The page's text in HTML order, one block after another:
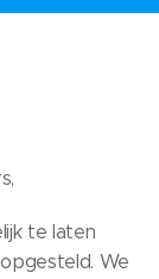
te laten
We